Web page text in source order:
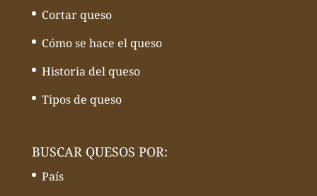
Cortar queso
Cómo se hace el queso
Historia del queso
Tipos de queso
BUSCAR QUESOS POR:
País